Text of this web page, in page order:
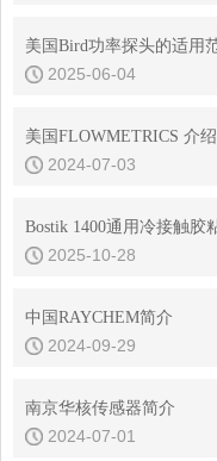
2025-06-04
美国FLOWMETRICS 介绍
2024-07-03
2025-10-28
中国RAYCHEM简介
2024-09-29
南京华核传感器简介
2024-07-01